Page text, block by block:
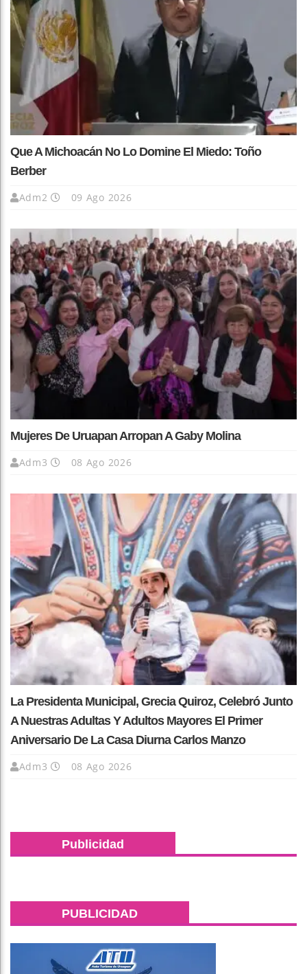
Que A Michoacán No Lo Domine El Miedo: Toño
Berber
Adm2 09 Ago 2026
Mujeres De Uruapan Arropan A Gaby Molina
Adm3 08 Ago 2026
La Presidenta Municipal, Grecia Quiroz, Celebró Junto
A Nuestras Adultas Y Adultos Mayores El Primer
Aniversario De La Casa Diurna Carlos Manzo
Adm3 08 Ago 2026
Publicidad
PUBLICIDAD